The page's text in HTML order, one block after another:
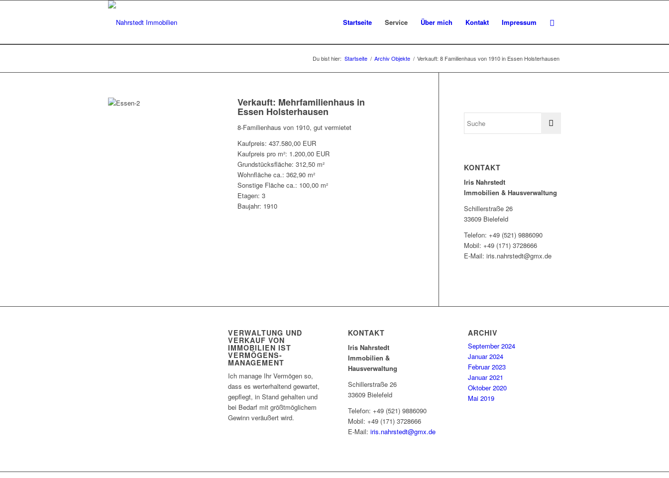
Startseite Service Über mich Kontakt Impressum
Du bist hier: Startseite / Archiv Objekte / Verkauft: 8 Familienhaus von 1910 in Essen Holsterhausen
Verkauft: Mehrfamilienhaus in
Essen Holsterhausen
8-Familienhaus von 1910, gut vermietet
Kaufpreis: 437.580,00 EUR
Kaufpreis pro m²: 1.200,00 EUR
Grundstücksfläche: 312,50 m²
Wohnfläche ca.: 362,90 m²
Sonstige Fläche ca.: 100,00 m²
Etagen: 3
Baujahr: 1910
KONTAKT
Iris Nahrstedt
Immobilien & Hausverwaltung
Schillerstraße 26
33609 Bielefeld
Telefon: +49 (521) 9886090
Mobil: +49 (171) 3728666
E-Mail: iris.nahrstedt@gmx.de
VERWALTUNG UND
VERKAUF VON
IMMOBILIEN IST
VERMÖGENS-
MANAGEMENT
Ich manage Ihr Vermögen so,
dass es werterhaltend gewartet,
gepflegt, in Stand gehalten und
bei Bedarf mit größtmöglichem
Gewinn veräußert wird.
KONTAKT
Iris Nahrstedt
Immobilien &
Hausverwaltung
Schillerstraße 26
33609 Bielefeld
Telefon: +49 (521) 9886090
Mobil: +49 (171) 3728666
E-Mail:iris.nahrstedt@gmx.de
ARCHIV
September 2024
Januar 2024
Februar 2023
Januar 2021
Oktober 2020
Mai 2019